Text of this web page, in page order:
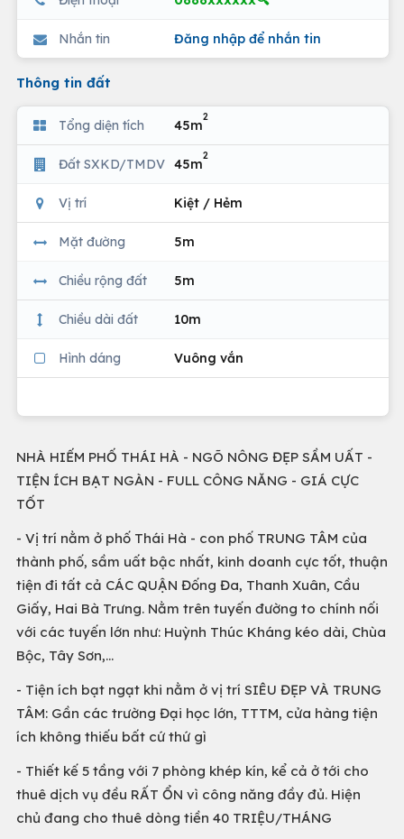
Nhắn tin Đăng nhập để nhắn tin
Thông tin đất
Tổng diện tích 45m
2
Đất SXKD/TMDV 45m
2
Vị trí Kiệt / Hẻm
Mặt đường 5m
Chiều rộng đất 5m
Chiều dài đất 10m
Hình dáng Vuông vắn
NHÀ HIẾM PHỐ THÁI HÀ - NGÕ NÔNG ĐẸP SẦM UẤT -
TIỆN ÍCH BẠT NGÀN - FULL CÔNG NĂNG - GIÁ CỰC
TỐT
- Vị trí nằm ở phố Thái Hà - con phố TRUNG TÂM của
thành phố, sầm uất bậc nhất, kinh doanh cực tốt, thuận
tiện đi tất cả CÁC QUẬN Đống Đa, Thanh Xuân, Cầu
Giấy, Hai Bà Trưng. Nằm trên tuyến đường to chính nối
với các tuyến lớn như: Huỳnh Thúc Kháng kéo dài, Chùa
Bộc, Tây Sơn,...
- Tiện ích bạt ngạt khi nằm ở vị trí SIÊU ĐẸP VÀ TRUNG
TÂM: Gần các trường Đại học lớn, TTTM, cửa hàng tiện
ích không thiếu bất cứ thứ gì
- Thiết kế 5 tầng với 7 phòng khép kín, kể cả ở tới cho
thuê dịch vụ đều RẤT ỔN vì công năng đầy đủ. Hiện
chủ đang cho thuê dòng tiền 40 TRIỆU/THÁNG